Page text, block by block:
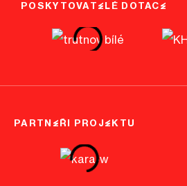
POSKYTOVATELÉ DOTACE
PARTNEŘI PROJEKTU